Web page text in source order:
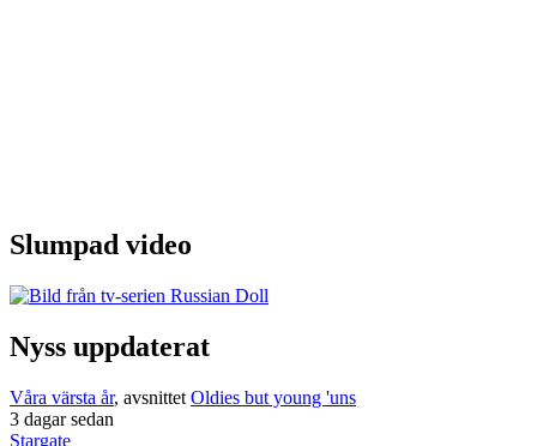
Slumpad video
Nyss uppdaterat
Våra värsta år, avsnittet Oldies but young 'uns
3 dagar sedan
Stargate